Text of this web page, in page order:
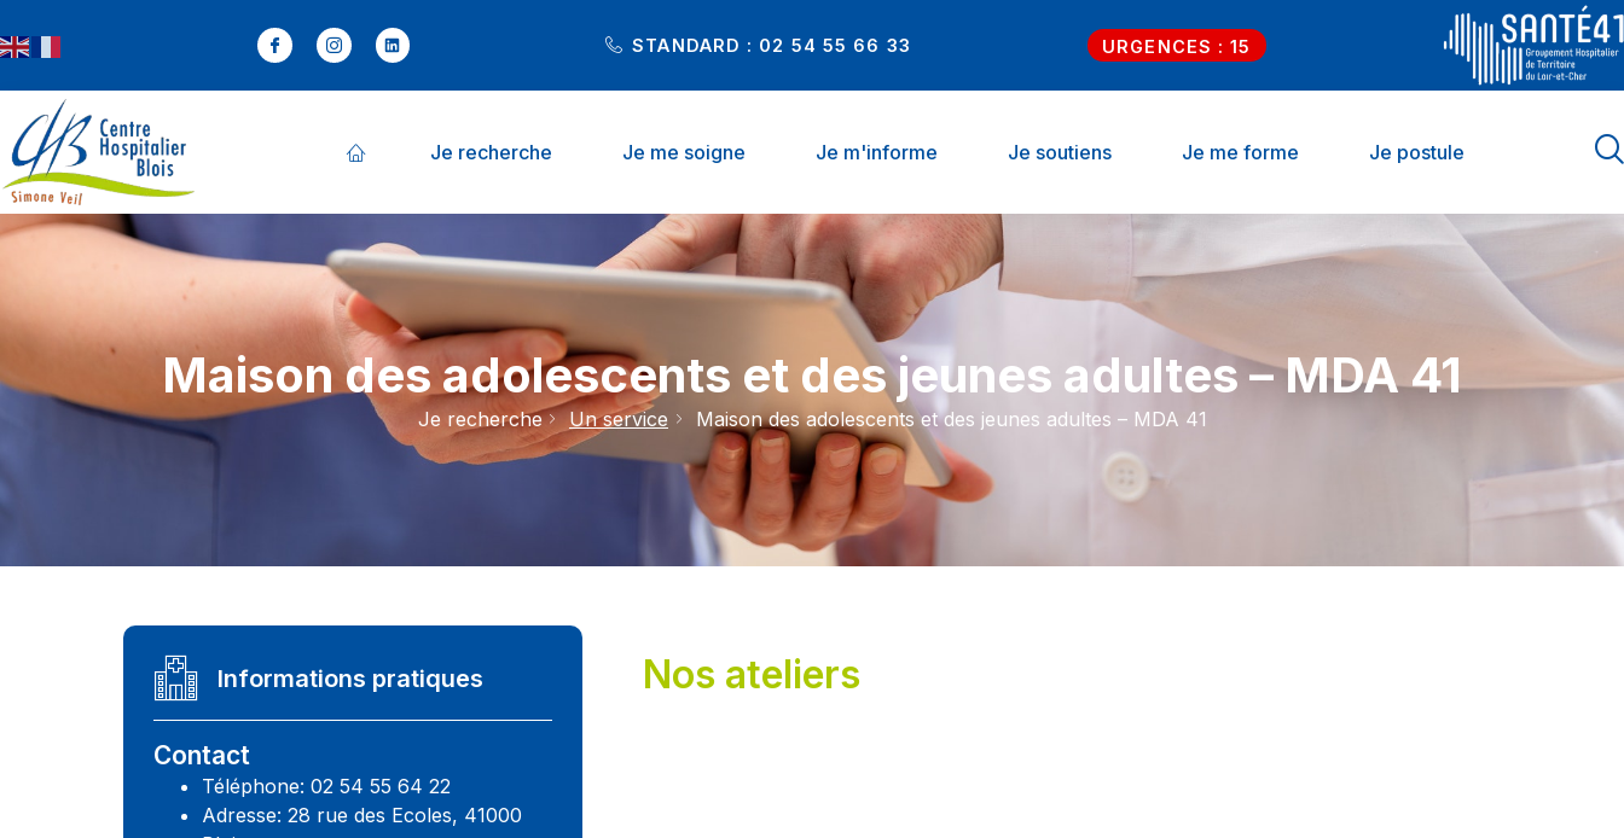
STANDARD : 02 54 55 66 33 URGENCES : 15
Je recherche Je me soigne Je m'informe Je soutiens Je me forme Je postule
Maison des adolescents et des jeunes adultes – MDA 41
Je recherche Un service Maison des adolescents et des jeunes adultes – MDA 41
Informations pratiques
Contact
Téléphone: 02 54 55 64 22
Adresse: 28 rue des Ecoles, 41000
Nos ateliers